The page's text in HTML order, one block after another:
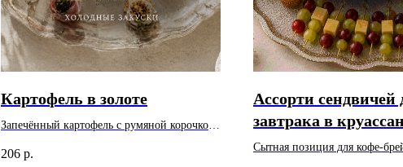
Картофель в золоте
Запечённый картофель с румяной корочкой
указана за 1 шт. Минимальный заказ - 10
206 р.
Ассорти сендвичей
завтрака в
ветчиной и сыром,
Сытная позиция для кофе-